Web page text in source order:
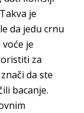
je
da jedu crnu
je
za
da ste
bacanje.